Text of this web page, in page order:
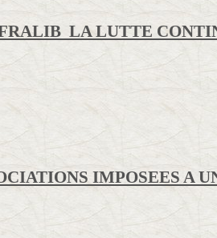
LA LUTTE
IMPOSEES A